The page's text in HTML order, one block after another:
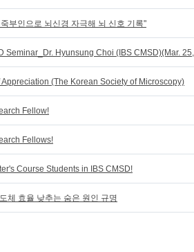
죽부인으로 뇌신경 자극해 뇌 신호 기록"
Seminar_Dr. Hyunsung Choi (IBS CMSD)(Mar.
Appreciation (The Korean Society of Microscopy)
Fellow!
Fellows!
Course Students in IBS CMSD!
체 효율 낮추는 숨은 원인 규명